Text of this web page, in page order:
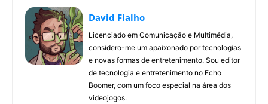
David Fialho
Licenciado em Comunicação e Multimédia,
considero-me um apaixonado por tecnologias
e novas formas de entretenimento. Sou editor
de tecnologia e entretenimento no Echo
Boomer, com um foco especial na área dos
videojogos.